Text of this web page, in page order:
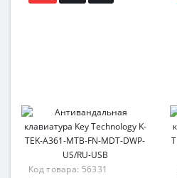
Код товара: 56331